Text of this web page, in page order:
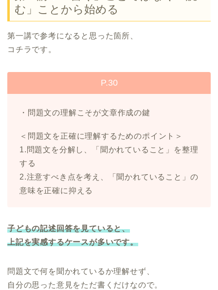
む」ことから始める
第一講で参考になると思った箇所、
コチラです。
P.30
・問題文の理解こそが文章作成の鍵
＜問題文を正確に理解するためのポイント＞
1.問題文を分解し、「聞かれていること」を整理
する
2.注意すべき点を考え、「聞かれていること」の
意味を正確に抑える
子どもの記述回答を見ていると、
上記を実感するケースが多いです。
問題文で何を聞かれているか理解せず、
自分の思った意見をただ書くだけなので。